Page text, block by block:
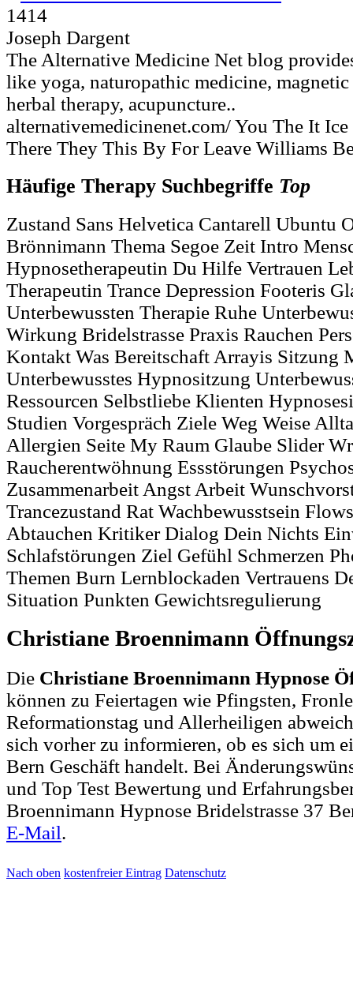
1414
Joseph Dargent
The Alternative Medicine Net blog
like yoga, naturopathic medicine,
herbal therapy, acupuncture..
alternativemedicinenet.com/ You The It
There They This By For Leave Williams
Häufige Therapy Suchbegriffe Top
Zustand Sans Helvetica Cantarell Ubuntu
Brönnimann Thema Segoe Zeit Intro
Hypnosetherapeutin Du Hilfe Vertrauen
Therapeutin Trance Depression Footeris
Unterbewussten Therapie Ruhe
Wirkung Bridelstrasse Praxis Rauchen
Kontakt Was Bereitschaft Arrayis Sitzung
Unterbewusstes Hypnositzung
Ressourcen Selbstliebe Klienten
Studien Vorgespräch Ziele Weg Weise
Allergien Seite My Raum Glaube Slider
Raucherentwöhnung Essstörungen
Zusammenarbeit Angst Arbeit
Trancezustand Rat Wachbewusstsein
Abtauchen Kritiker Dialog Dein Nichts
Schlafstörungen Ziel Gefühl Schmerzen
Themen Burn Lernblockaden Vertrauens
Situation Punkten Gewichtsregulierung
Christiane Broennimann
Die Christiane Broennimann Hypnose
können zu Feiertagen wie Pfingsten,
Reformationstag und Allerheiligen
sich vorher zu informieren, ob es sich um
Bern Geschäft handelt. Bei
und Top Test Bewertung und
Broennimann Hypnose Bridelstrasse 37
E-Mail.
Nach oben kostenfreier Eintrag Datenschutz